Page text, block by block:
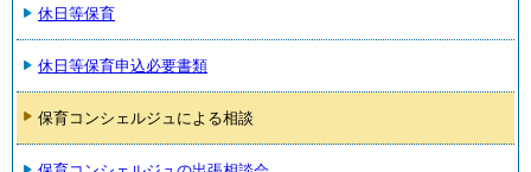
休日等保育
休日等保育申込必要書類
保育コンシェルジュによる相談